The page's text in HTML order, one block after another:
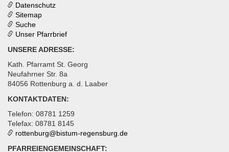
Datenschutz
Sitemap
Suche
Unser Pfarrbrief
UNSERE ADRESSE:
Kath. Pfarramt St. Georg
Neufahrner Str. 8a
84056 Rottenburg a. d. Laaber
KONTAKTDATEN:
Telefon: 08781 1259
Telefax: 08781 8145
rottenburg@ bistum-regensburg.de
PFARREIENGEMEINSCHAFT: